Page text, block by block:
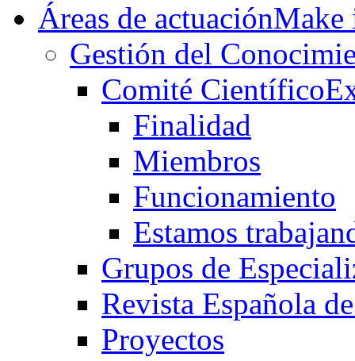
Áreas de actuación
Gestión del
Comité Científico
Finalidad
Miembros
Funcionamiento
Estamos
Grupos de
Revista Española
Proyectos